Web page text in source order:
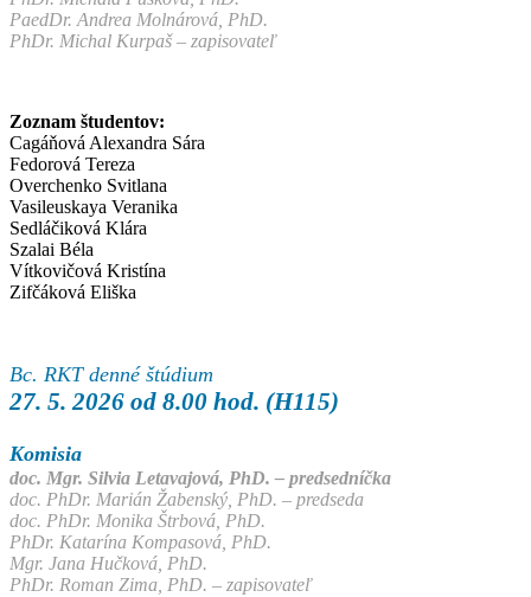
PaedDr. Andrea Molnárová, PhD.
PhDr. Michal Kurpaš – zapisovateľ
Zoznam študentov:
Cagáňová Alexandra Sára
Fedorová Tereza
Overchenko Svitlana
Vasileuskaya Veranika
Sedláčiková Klára
Szalai Béla
Vítkovičová Kristína
Zifčáková Eliška
Bc. RKT denné štúdium
27. 5. 2026 od 8.00 hod. (H115)
Komisia
doc. Mgr. Silvia Letavajová, PhD. – predsedníčka
doc. PhDr. Marián Žabenský, PhD. – predseda
doc. PhDr. Monika Štrbová, PhD.
PhDr. Katarína Kompasová, PhD.
Mgr. Jana Hučková, PhD.
PhDr. Roman Zima, PhD. – zapisovateľ